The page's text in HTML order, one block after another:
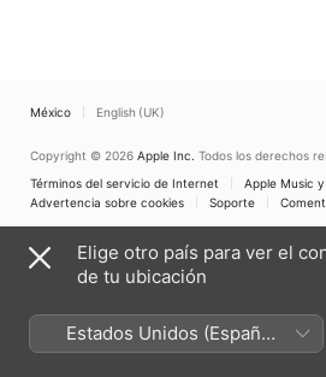
México English (UK)
Copyright © 2026 Apple Inc. Todos los derechos
Términos del servicio de Internet
Apple Music
Advertencia sobre cookies
Soporte
Elige otro país para ver el
de tu ubicación
Estados Unidos (Español
México)